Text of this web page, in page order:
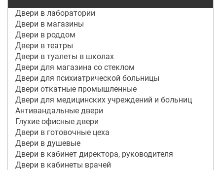
Двери в лаборатории
Двери в магазины
Двери в роддом
Двери в театры
Двери в туалеты в школах
Двери для магазина со стеклом
Двери для психиатрической больницы
Двери откатные промышленные
Двери для медицинских учреждений и больниц
Антивандальные двери
Глухие офисные двери
Двери в готовочные цеха
Двери в душевые
Двери в кабинет директора, руководителя
Двери в кабинеты врачей